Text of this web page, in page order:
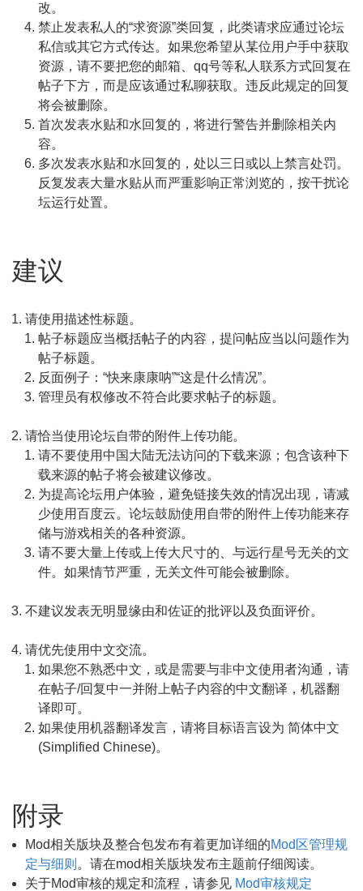
改。
禁止发表私人的“求资源”类回复，此类请求应通过论坛
私信或其它方式传达。如果您希望从某位用户手中获取
资源，请不要把您的邮箱、qq号等私人联系方式回复在
帖子下方，而是应该通过私聊获取。违反此规定的回复
将会被删除。
首次发表水贴和水回复的，将进行警告并删除相关内
容。
多次发表水贴和水回复的，处以三日或以上禁言处罚。
反复发表大量水贴从而严重影响正常浏览的，按干扰论
坛运行处置。
建议
请使用描述性标题。
帖子标题应当概括帖子的内容，提问帖应当以问题作为
帖子标题。
反面例子：“快来康康呐”“这是什么情况”。
管理员有权修改不符合此要求帖子的标题。
请恰当使用论坛自带的附件上传功能。
请不要使用中国大陆无法访问的下载来源；包含该种下
载来源的帖子将会被建议修改。
为提高论坛用户体验，避免链接失效的情况出现，请减
少使用百度云。论坛鼓励使用自带的附件上传功能来存
储与游戏相关的各种资源。
请不要大量上传或上传大尺寸的、与远行星号无关的文
件。如果情节严重，无关文件可能会被删除。
不建议发表无明显缘由和佐证的批评以及负面评价。
请优先使用中文交流。
如果您不熟悉中文，或是需要与非中文使用者沟通，请
在帖子/回复中一并附上帖子内容的中文翻译，机器翻
译即可。
如果使用机器翻译发言，请将目标语言设为 简体中文
(Simplified Chinese)。
附录
Mod相关版块及整合包发布有着更加详细的Mod区管理规
定与细则 。请在mod相关版块发布主题前仔细阅读。
关于Mod审核的规定和流程，请参见 Mod审核规定